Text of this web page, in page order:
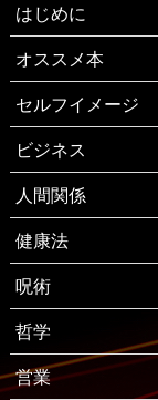
はじめに
オススメ本
セルフイメージ
ビジネス
人間関係
健康法
呪術
哲学
営業